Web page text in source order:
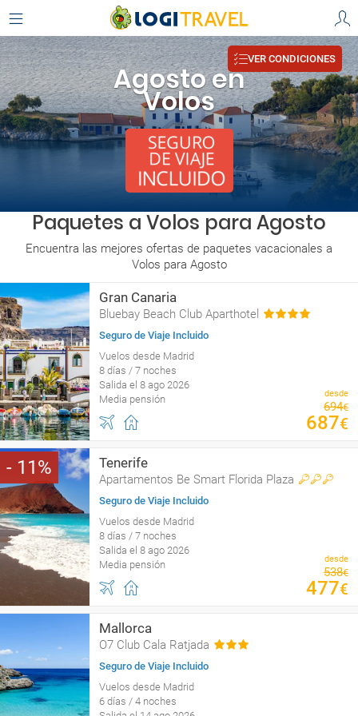
Agosto en
Volos
VER CONDICIONES
Paquetes a Volos para Agosto
Encuentra las mejores ofertas de paquetes vacacionales a
Volos para Agosto
Gran Canaria
Bluebay Beach Club Aparthotel
Seguro de Viaje Incluido
Vuelos desde Madrid
8 días / 7 noches
Salida el 8 ago 2026
Media pensión
desde
694€
687€
11 Tenerife
Apartamentos Be Smart Florida Plaza
Seguro de Viaje Incluido
Vuelos desde Madrid
8 días / 7 noches
Salida el 8 ago 2026
Media pensión
desde
538€
477€
Mallorca
O7 Club Cala Ratjada
Seguro de Viaje Incluido
Vuelos desde Madrid
6 días / 4 noches